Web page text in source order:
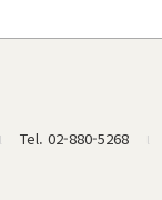
l Tel. 02-880-5268 l